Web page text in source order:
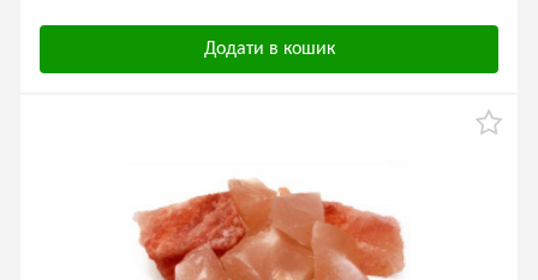
Додати в кошик